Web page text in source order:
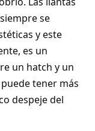
se
y este
es un
un hatch y un
tener más
despeje del